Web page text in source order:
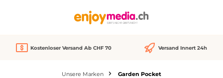
Kostenloser Versand Ab CHF 70 Versand Innert 24h
Unsere Marken Garden Pocket